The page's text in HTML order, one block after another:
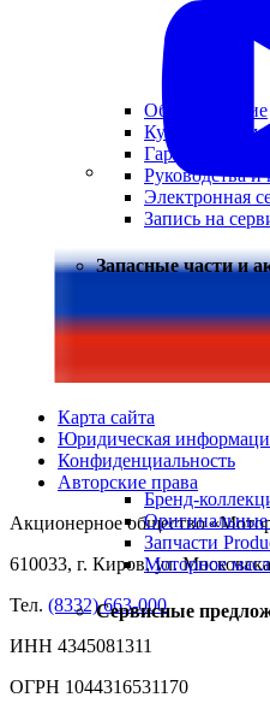
Обслуживание
Кузовной
Гарантия
Руководства и
Электронная
Запись на
Запасные части и
Бренд-
Оригинальные
Запчасти
Моторное
Сервисные
Карта сайта
Юридическая
Конфиденциальность
Авторские права
Акционерное общество
610033, г. Киров, ул.
Тел. (8332) 663-000
ИНН 4345081311
ОГРН 1044316531170